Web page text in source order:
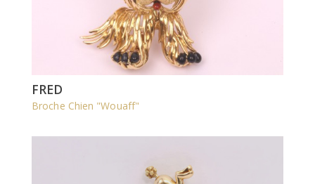
FRED
Broche Chien "Wouaff"